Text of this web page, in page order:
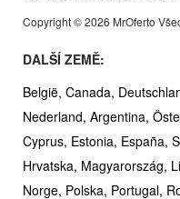
Copyright © 2026 MrOferto
DALŠÍ ZEMĚ:
België, Canada,
Nederland, Argentina,
Cyprus, Estonia, España,
Hrvatska, Magyarország,
Norge, Polska, Portugal,